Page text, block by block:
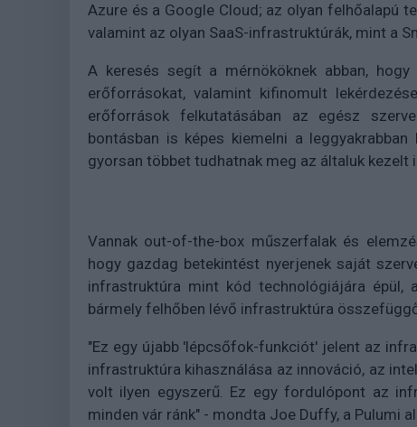
Azure és a Google Cloud; az olyan felhőalapú
valamint az olyan SaaS-infrastruktúrák, mint a
A keresés segít a mérnököknek abban,
erőforrásokat, valamint kifinomult
erőforrások felkutatásában az egész
bontásban is képes kiemelni a
gyorsan többet tudhatnak meg az általuk kezelt
Vannak out-of-the-box műszerfalak és
hogy gazdag betekintést nyerjenek saját
infrastruktúra mint kód technológiájára épül,
bármely felhőben lévő infrastruktúra
"Ez egy újabb 'lépcsőfok-funkciót' jelent az
infrastruktúra kihasználása az innováció, az
volt ilyen egyszerű. Ez egy fordulópont az
minden vár ránk" - mondta Joe Duffy, a Pulumi